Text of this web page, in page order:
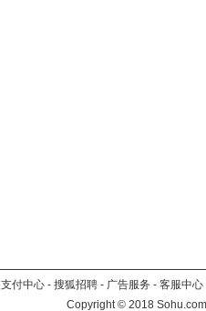
支付中心 - 搜狐招聘 - 广告服务 - 客服中心
Copyright©2018